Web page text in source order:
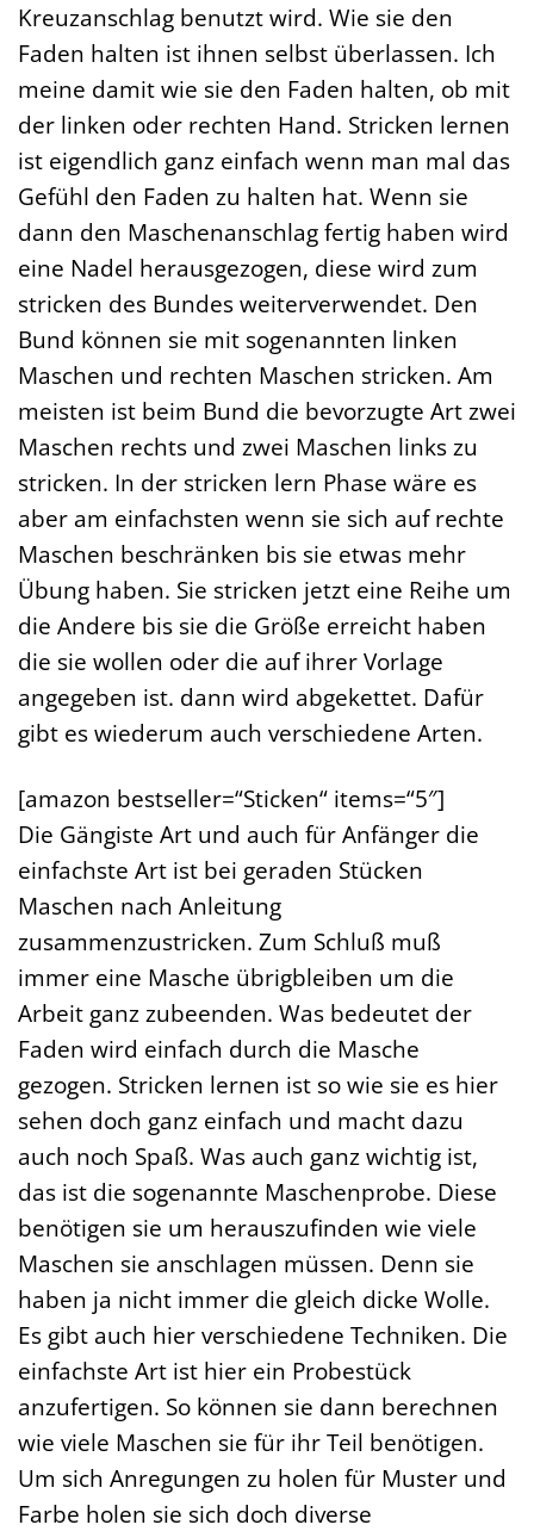
Kreuzanschlag benutzt wird. Wie sie den
Faden halten ist ihnen selbst überlassen. Ich
meine damit wie sie den Faden halten, ob mit
der linken oder rechten Hand. Stricken lernen
ist eigendlich ganz einfach wenn man mal das
Gefühl den Faden zu halten hat. Wenn sie
dann den Maschenanschlag fertig haben wird
eine Nadel herausgezogen, diese wird zum
stricken des Bundes weiterverwendet. Den
Bund können sie mit sogenannten linken
Maschen und rechten Maschen stricken. Am
meisten ist beim Bund die bevorzugte Art zwei
Maschen rechts und zwei Maschen links zu
stricken. In der stricken lern Phase wäre es
aber am einfachsten wenn sie sich auf rechte
Maschen beschränken bis sie etwas mehr
Übung haben. Sie stricken jetzt eine Reihe um
die Andere bis sie die Größe erreicht haben
die sie wollen oder die auf ihrer Vorlage
angegeben ist. dann wird abgekettet. Dafür
gibt es wiederum auch verschiedene Arten.
[amazon bestseller=“Sticken“ items=“5″]
Die Gängiste Art und auch für Anfänger die
einfachste Art ist bei geraden Stücken
Maschen nach Anleitung
zusammenzustricken. Zum Schluß muß
immer eine Masche übrigbleiben um die
Arbeit ganz zubeenden. Was bedeutet der
Faden wird einfach durch die Masche
gezogen. Stricken lernen ist so wie sie es hier
sehen doch ganz einfach und macht dazu
auch noch Spaß. Was auch ganz wichtig ist,
das ist die sogenannte Maschenprobe. Diese
benötigen sie um herauszufinden wie viele
Maschen sie anschlagen müssen. Denn sie
haben ja nicht immer die gleich dicke Wolle.
Es gibt auch hier verschiedene Techniken. Die
einfachste Art ist hier ein Probestück
anzufertigen. So können sie dann berechnen
wie viele Maschen sie für ihr Teil benötigen.
Um sich Anregungen zu holen für Muster und
Farbe holen sie sich doch diverse